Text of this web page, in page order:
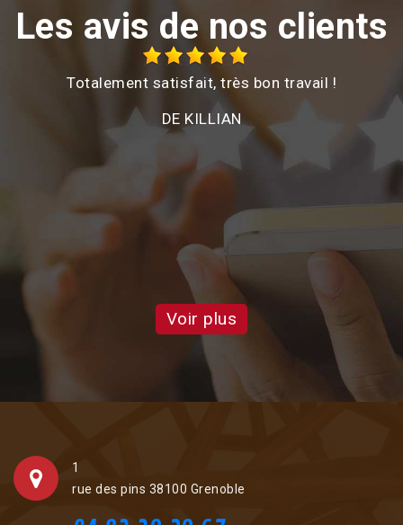
Les avis de nos clients
Totalement satisfait, très bon travail !
DE KILLIAN
Voir plus
1
rue des pins 38100 Grenoble